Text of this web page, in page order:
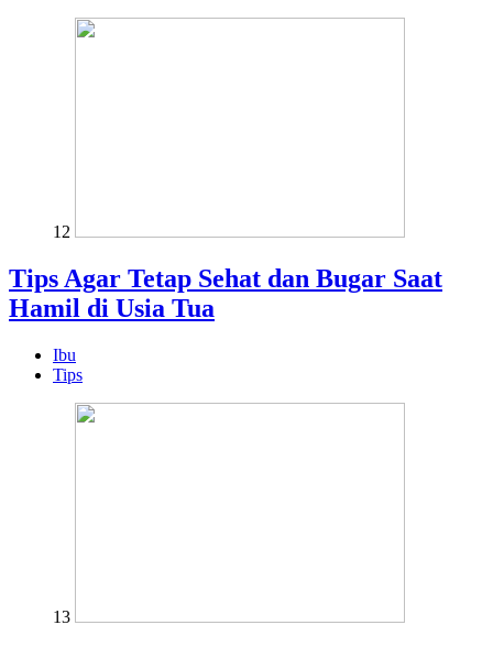
12
Tips Agar Tetap Sehat dan Bugar Saat
Hamil di Usia Tua
Ibu
Tips
13